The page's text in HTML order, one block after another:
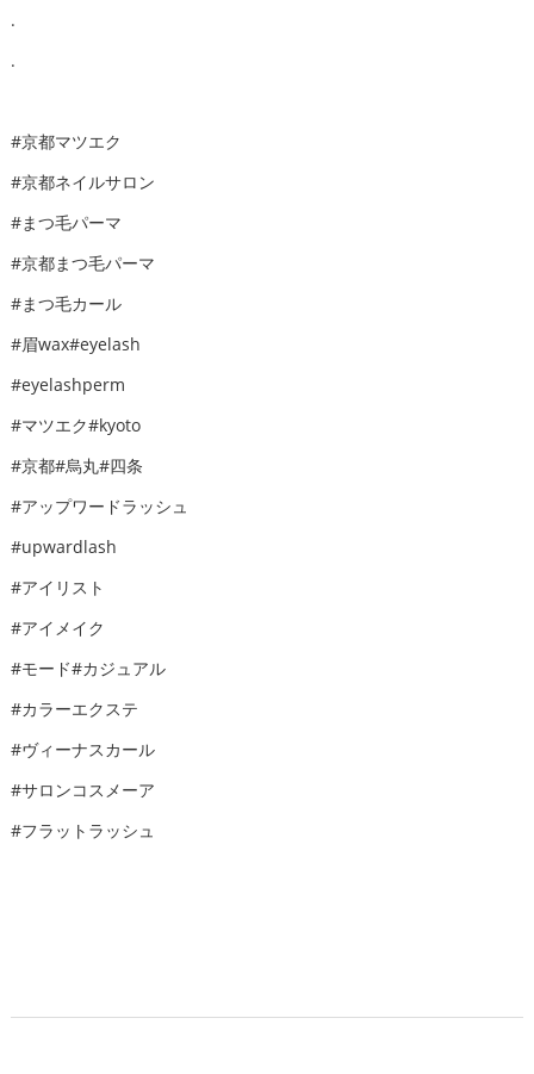
.
.
#京都マツエク
#京都ネイルサロン
#まつ毛パーマ
#京都まつ毛パーマ
#まつ毛カール
#眉wax#eyelash
#eyelashperm
#マツエク#kyoto
#京都#烏丸#四条
#アップワードラッシュ
#upwardlash
#アイリスト
#アイメイク
#モード#カジュアル
#カラーエクステ
#ヴィーナスカール
#サロンコスメーア
#フラットラッシュ